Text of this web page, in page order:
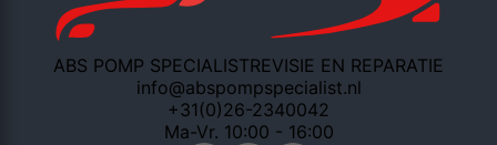
ABS POMP SPECIALISTREVISIE EN REPARATIE
info@abspompspecialist.nl
+31(0)26-2340042
Ma-Vr. 10:00 - 16:00